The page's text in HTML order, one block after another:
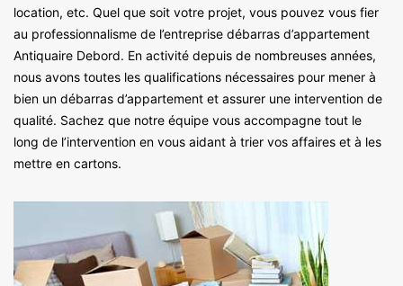
location, etc. Quel que soit votre projet, vous pouvez vous fier
au professionnalisme de l’entreprise débarras d’appartement
Antiquaire Debord. En activité depuis de nombreuses années,
nous avons toutes les qualifications nécessaires pour mener à
bien un débarras d’appartement et assurer une intervention de
qualité. Sachez que notre équipe vous accompagne tout le
long de l’intervention en vous aidant à trier vos affaires et à les
mettre en cartons.